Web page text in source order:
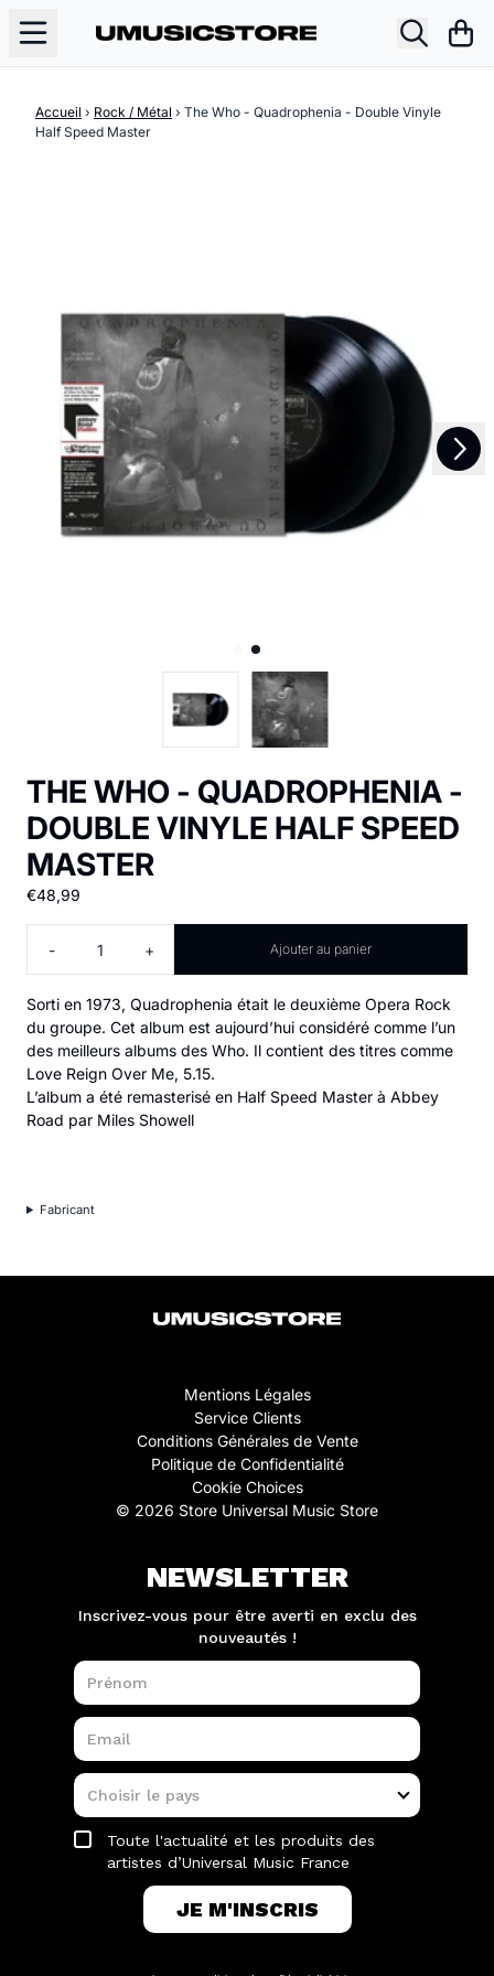
Accueil › Rock / Métal › The Who - Quadrophenia - Double Vinyle
Half Speed Master
Suivant
THE WHO - QUADROPHENIA -
DOUBLE VINYLE HALF SPEED
MASTER
€48,99
- + Ajouter au panier
Sorti en 1973, Quadrophenia était le deuxième Opera Rock
du groupe. Cet album est aujourd’hui considéré comme l’un
des meilleurs albums des Who. Il contient des titres comme
Love Reign Over Me, 5.15.
L’album a été remasterisé en Half Speed Master à Abbey
Road par Miles Showell
Fabricant
Mentions Légales
Service Clients
Conditions Générales de Vente
Politique de Confidentialité
Cookie Choices
© 2026 Store Universal Music Store